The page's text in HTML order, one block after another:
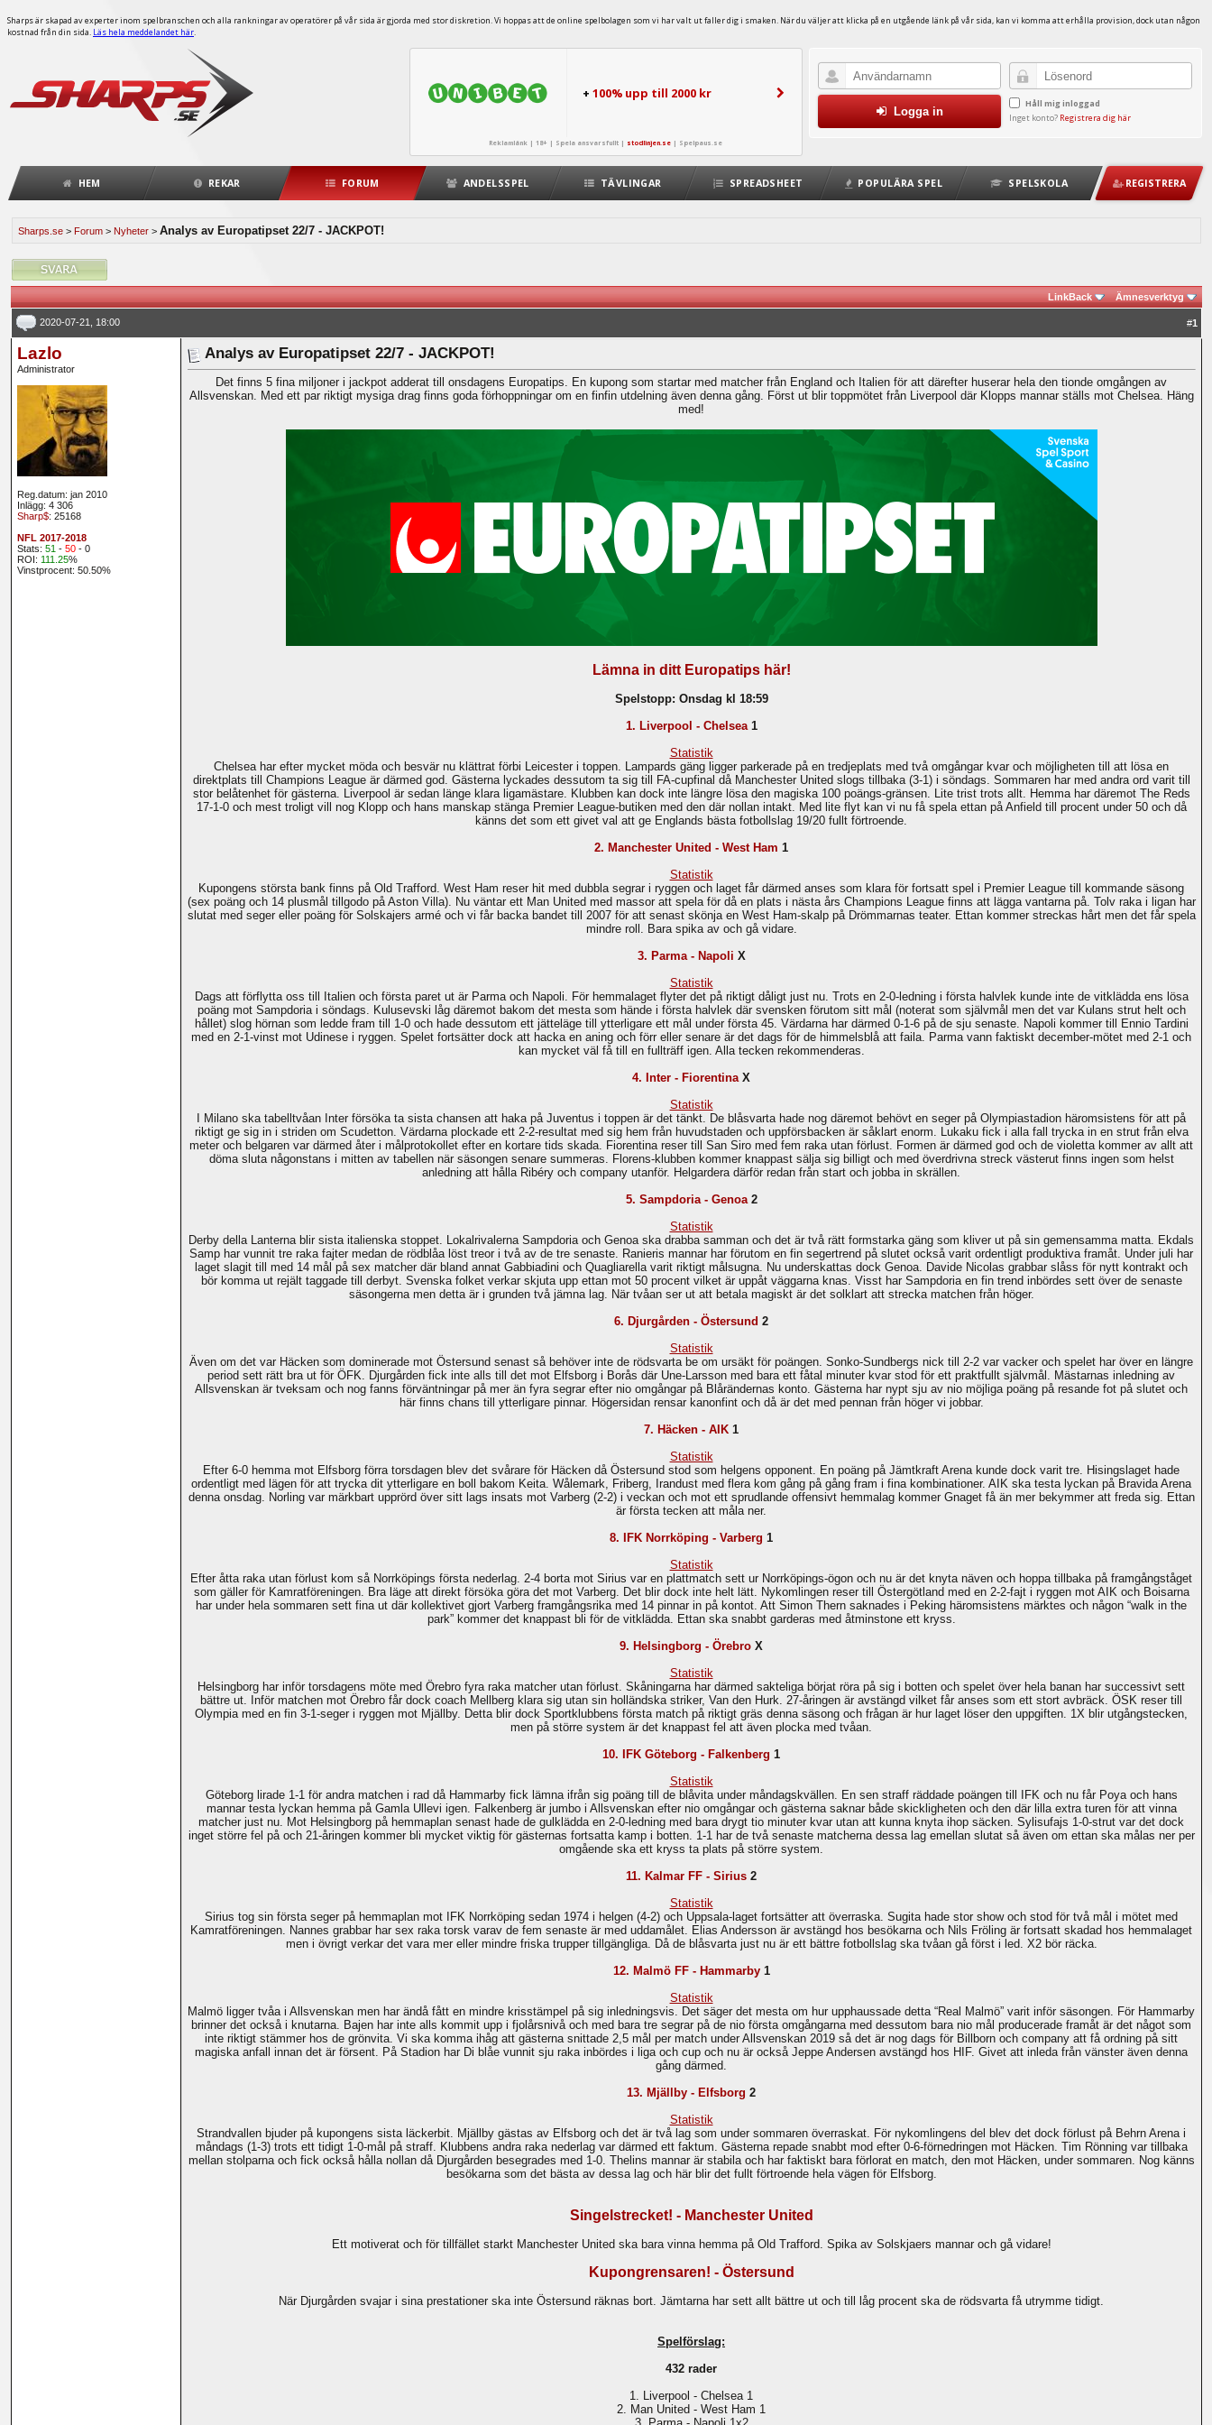
Sharps är skapad av experter inom spelbranschen och alla rankningar av operatörer på vår sida är gjorda med stor diskretion. Vi hoppas att de online spelbolagen som vi har valt ut faller dig i smaken. När du väljer att klicka på en utgående länk på vår sida, kan vi komma att erhålla provision, dock utan någon
kostnad från din sida. Läs hela meddelandet här.
+ 100% upp till 2000 kr
Reklamlänk | 18+ | Spela ansvarsfullt | stodlinjen.se | Spelpaus.se
Håll mig inloggad
Inget konto? Registrera dig här
Logga in
HEM REKAR FORUM ANDELSSPEL TÄVLINGAR SPREADSHEET POPULÄRA SPEL SPELSKOLA REGISTRERA
Sharps.se > Forum > Nyheter > Analys av Europatipset 22/7 - JACKPOT!
LinkBack Ämnesverktyg
2020-07-21, 18:00 #1
Lazlo
Administrator
Reg.datum: jan 2010
Inlägg: 4 306
Sharp$: 25168
NFL 2017-2018
Stats: 51 - 50- 0
ROI: 111.25%
Vinstprocent: 50.50%
Analys av Europatipset 22/7 - JACKPOT!
Det finns 5 fina miljoner i jackpot adderat till onsdagens Europatips. En kupong som startar med matcher från England och Italien för att därefter huserar hela den tionde omgången av
Allsvenskan. Med ett par riktigt mysiga drag finns goda förhoppningar om en finfin utdelning även denna gång. Först ut blir toppmötet från Liverpool där Klopps mannar ställs mot Chelsea. Häng
med!
Lämna in ditt Europatips här!
Spelstopp: Onsdag kl 18:59
1. Liverpool - Chelsea1
Statistik
Chelsea har efter mycket möda och besvär nu klättrat förbi Leicester i toppen. Lampards gäng ligger parkerade på en tredjeplats med två omgångar kvar och möjligheten till att lösa en
direktplats till Champions League är därmed god. Gästerna lyckades dessutom ta sig till FA-cupfinal då Manchester United slogs tillbaka (3-1) i söndags. Sommaren har med andra ord varit till
stor belåtenhet för gästerna. Liverpool är sedan länge klara ligamästare. Klubben kan dock inte längre lösa den magiska 100 poängs-gränsen. Lite trist trots allt. Hemma har däremot The Reds
17-1-0 och mest troligt vill nog Klopp och hans manskap stänga Premier League-butiken med den där nollan intakt. Med lite flyt kan vi nu få spela ettan på Anfield till procent under 50 och då
känns det som ett givet val att ge Englands bästa fotbollslag 19/20 fullt förtroende.
2. Manchester United - West Ham 1
Statistik
Kupongens största bank finns på Old Trafford. West Ham reser hit med dubbla segrar i ryggen och laget får därmed anses som klara för fortsatt spel i Premier League till kommande säsong
(sex poäng och 14 plusmål tillgodo på Aston Villa). Nu väntar ett Man United med massor att spela för då en plats i nästa års Champions League finns att lägga vantarna på. Tolv raka i ligan har
slutat med seger eller poäng för Solskajers armé och vi får backa bandet till 2007 för att senast skönja en West Ham-skalp på Drömmarnas teater. Ettan kommer streckas hårt men det får spela
mindre roll. Bara spika av och gå vidare.
3. Parma - Napoli X
Statistik
Dags att förflytta oss till Italien och första paret ut är Parma och Napoli. För hemmalaget flyter det på riktigt dåligt just nu. Trots en 2-0-ledning i första halvlek kunde inte de vitklädda ens lösa
poäng mot Sampdoria i söndags. Kulusevski låg däremot bakom det mesta som hände i första halvlek där svensken förutom sitt mål (noterat som självmål men det var Kulans strut helt och
hållet) slog hörnan som ledde fram till 1-0 och hade dessutom ett jätteläge till ytterligare ett mål under första 45. Värdarna har därmed 0-1-6 på de sju senaste. Napoli kommer till Ennio Tardini
med en 2-1-vinst mot Udinese i ryggen. Spelet fortsätter dock att hacka en aning och förr eller senare är det dags för de himmelsblå att faila. Parma vann faktiskt december-mötet med 2-1 och
kan mycket väl få till en fullträff igen. Alla tecken rekommenderas.
4. Inter - FiorentinaX
Statistik
I Milano ska tabelltvåan Inter försöka ta sista chansen att haka på Juventus i toppen är det tänkt. De blåsvarta hade nog däremot behövt en seger på Olympiastadion häromsistens för att på
riktigt ge sig in i striden om Scudetton. Värdarna plockade ett 2-2-resultat med sig hem från huvudstaden och uppförsbacken är såklart enorm. Lukaku fick i alla fall trycka in en strut från elva
meter och belgaren var därmed åter i målprotokollet efter en kortare tids skada. Fiorentina reser till San Siro med fem raka utan förlust. Formen är därmed god och de violetta kommer av allt att
döma sluta någonstans i mitten av tabellen när säsongen senare summeras. Florens-klubben kommer knappast sälja sig billigt och med överdrivna streck västerut finns ingen som helst
anledning att hålla Ribéry och company utanför. Helgardera därför redan från start och jobba in skrällen.
5. Sampdoria - Genoa2
Statistik
Derby della Lanterna blir sista italienska stoppet. Lokalrivalerna Sampdoria och Genoa ska drabba samman och det är två rätt formstarka gäng som kliver ut på sin gemensamma matta. Ekdals
Samp har vunnit tre raka fajter medan de rödblåa löst treor i två av de tre senaste. Ranieris mannar har förutom en fin segertrend på slutet också varit ordentligt produktiva framåt. Under juli har
laget slagit till med 14 mål på sex matcher där bland annat Gabbiadini och Quagliarella varit riktigt målsugna. Nu underskattas dock Genoa. Davide Nicolas grabbar slåss för nytt kontrakt och
bör komma ut rejält taggade till derbyt. Svenska folket verkar skjuta upp ettan mot 50 procent vilket är uppåt väggarna knas. Visst har Sampdoria en fin trend inbördes sett över de senaste
säsongerna men detta är i grunden två jämna lag. När tvåan ser ut att betala magiskt är det solklart att strecka matchen från höger.
6. Djurgården - Östersund 2
Statistik
Även om det var Häcken som dominerade mot Östersund senast så behöver inte de rödsvarta be om ursäkt för poängen. Sonko-Sundbergs nick till 2-2 var vacker och spelet har över en längre
period sett rätt bra ut för ÖFK. Djurgården fick inte alls till det mot Elfsborg i Borås där Une-Larsson med bara ett fåtal minuter kvar stod för ett praktfullt självmål. Mästarnas inledning av
Allsvenskan är tveksam och nog fanns förväntningar på mer än fyra segrar efter nio omgångar på Blårändernas konto. Gästerna har nypt sju av nio möjliga poäng på resande fot på slutet och
här finns chans till ytterligare pinnar. Högersidan rensar kanonfint och då är det med pennan från höger vi jobbar.
7. Häcken - AIK 1
Statistik
Efter 6-0 hemma mot Elfsborg förra torsdagen blev det svårare för Häcken då Östersund stod som helgens opponent. En poäng på Jämtkraft Arena kunde dock varit tre. Hisingslaget hade
ordentligt med lägen för att trycka dit ytterligare en boll bakom Keita. Wålemark, Friberg, Irandust med flera kom gång på gång fram i fina kombinationer. AIK ska testa lyckan på Bravida Arena
denna onsdag. Norling var märkbart upprörd över sitt lags insats mot Varberg (2-2) i veckan och mot ett sprudlande offensivt hemmalag kommer Gnaget få än mer bekymmer att freda sig. Ettan
är första tecken att måla ner.
8. IFK Norrköping - Varberg 1
Statistik
Efter åtta raka utan förlust kom så Norrköpings första nederlag. 2-4 borta mot Sirius var en plattmatch sett ur Norrköpings-ögon och nu är det knyta näven och hoppa tillbaka på framgångståget
som gäller för Kamratföreningen. Bra läge att direkt försöka göra det mot Varberg. Det blir dock inte helt lätt. Nykomlingen reser till Östergötland med en 2-2-fajt i ryggen mot AIK och Boisarna
har under hela sommaren sett fina ut där kollektivet gjort Varberg framgångsrika med 14 pinnar in på kontot. Att Simon Thern saknades i Peking häromsistens märktes och någon “walk in the
park” kommer det knappast bli för de vitklädda. Ettan ska snabbt garderas med åtminstone ett kryss.
9. Helsingborg - Örebro X
Statistik
Helsingborg har inför torsdagens möte med Örebro fyra raka matcher utan förlust. Skåningarna har därmed sakteliga börjat röra på sig i botten och spelet över hela banan har successivt sett
bättre ut. Inför matchen mot Örebro får dock coach Mellberg klara sig utan sin holländska striker, Van den Hurk. 27-åringen är avstängd vilket får anses som ett stort avbräck. ÖSK reser till
Olympia med en fin 3-1-seger i ryggen mot Mjällby. Detta blir dock Sportklubbens första match på riktigt gräs denna säsong och frågan är hur laget löser den uppgiften. 1X blir utgångstecken,
men på större system är det knappast fel att även plocka med tvåan.
10. IFK Göteborg - Falkenberg 1
Statistik
Göteborg lirade 1-1 för andra matchen i rad då Hammarby fick lämna ifrån sig poäng till de blåvita under måndagskvällen. En sen straff räddade poängen till IFK och nu får Poya och hans
mannar testa lyckan hemma på Gamla Ullevi igen. Falkenberg är jumbo i Allsvenskan efter nio omgångar och gästerna saknar både skickligheten och den där lilla extra turen för att vinna
matcher just nu. Mot Helsingborg på hemmaplan senast hade de gulklädda en 2-0-ledning med bara drygt tio minuter kvar utan att kunna knyta ihop säcken. Sylisufajs 1-0-strut var det dock
inget större fel på och 21-åringen kommer bli mycket viktig för gästernas fortsatta kamp i botten. 1-1 har de två senaste matcherna dessa lag emellan slutat så även om ettan ska målas ner per
omgående ska ett kryss ta plats på större system.
11. Kalmar FF - Sirius 2
Statistik
Sirius tog sin första seger på hemmaplan mot IFK Norrköping sedan 1974 i helgen (4-2) och Uppsala-laget fortsätter att överraska. Sugita hade stor show och stod för två mål i mötet med
Kamratföreningen. Nannes grabbar har sex raka torsk varav de fem senaste är med uddamålet. Elias Andersson är avstängd hos besökarna och Nils Fröling är fortsatt skadad hos hemmalaget
men i övrigt verkar det vara mer eller mindre friska trupper tillgängliga. Då de blåsvarta just nu är ett bättre fotbollslag ska tvåan gå först i led. X2 bör räcka.
12. Malmö FF - Hammarby1
Statistik
Malmö ligger tvåa i Allsvenskan men har ändå fått en mindre krisstämpel på sig inledningsvis. Det säger det mesta om hur upphaussade detta “Real Malmö” varit inför säsongen. För Hammarby
brinner det också i knutarna. Bajen har inte alls kommit upp i fjolårsnivå och med bara tre segrar på de nio första omgångarna med dessutom bara nio mål producerade framåt är det något som
inte riktigt stämmer hos de grönvita. Vi ska komma ihåg att gästerna snittade 2,5 mål per match under Allsvenskan 2019 så det är nog dags för Billborn och company att få ordning på sitt
magiska anfall innan det är försent. På Stadion har Di blåe vunnit sju raka inbördes i liga och cup och nu är också Jeppe Andersen avstängd hos HIF. Givet att inleda från vänster även denna
gång därmed.
13. Mjällby - Elfsborg 2
Statistik
Strandvallen bjuder på kupongens sista läckerbit. Mjällby gästas av Elfsborg och det är två lag som under sommaren överraskat. För nykomlingens del blev det dock förlust på Behrn Arena i
måndags (1-3) trots ett tidigt 1-0-mål på straff. Klubbens andra raka nederlag var därmed ett faktum. Gästerna repade snabbt mod efter 0-6-förnedringen mot Häcken. Tim Rönning var tillbaka
mellan stolparna och fick också hålla nollan då Djurgården besegrades med 1-0. Thelins mannar är stabila och har faktiskt bara förlorat en match, den mot Häcken, under sommaren. Nog känns
besökarna som det bästa av dessa lag och här blir det fullt förtroende hela vägen för Elfsborg.
Singelstrecket! - Manchester United
Ett motiverat och för tillfället starkt Manchester United ska bara vinna hemma på Old Trafford. Spika av Solskjaers mannar och gå vidare!
Kupongrensaren! - Östersund
När Djurgården svajar i sina prestationer ska inte Östersund räknas bort. Jämtarna har sett allt bättre ut och till låg procent ska de rödsvarta få utrymme tidigt.
Spelförslag:
432 rader
1. Liverpool - Chelsea 1
2. Man United - West Ham 1